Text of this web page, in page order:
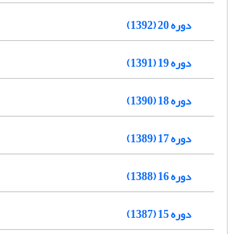
دوره 20 (1392)
دوره 19 (1391)
دوره 18 (1390)
دوره 17 (1389)
دوره 16 (1388)
دوره 15 (1387)